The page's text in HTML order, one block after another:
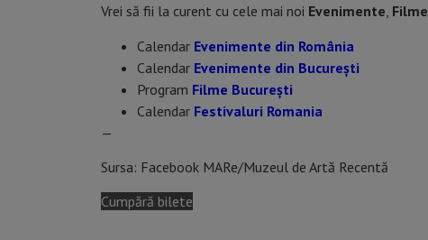
Vrei să fii la curent cu cele mai noi Evenimente, Filme
Calendar Evenimente din România
Calendar Evenimente din București
Program Filme București
Calendar Festivaluri Romania
—
Sursa: Facebook MARe/Muzeul de Artă Recentă
Cumpără bilete